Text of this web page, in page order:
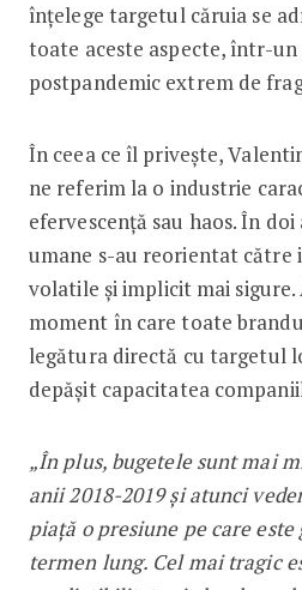
înțelege targetul căruia se
toate aceste aspecte, într-
postpandemic extrem de
În ceea ce îl privește,
ne referim la o industrie
efervescență sau haos. În
umane s-au reorientat către
volatile și implicit mai
moment în care toate
legătura directă cu targetul
depășit capacitatea
„În plus, bugetele sunt mai
anii 2018-2019 și atunci
piață o presiune pe care este
termen lung. Cel mai tragic